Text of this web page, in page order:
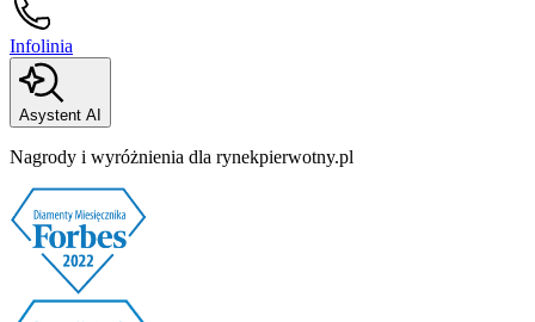
Infolinia
Asystent AI
Nagrody i wyróżnienia dla rynekpierwotny.pl